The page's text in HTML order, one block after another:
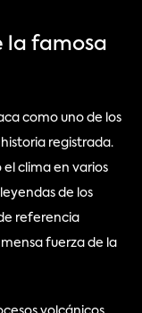
la famosa
como uno de los
registrada.
el clima en varios
de los
referencia
fuerza de la